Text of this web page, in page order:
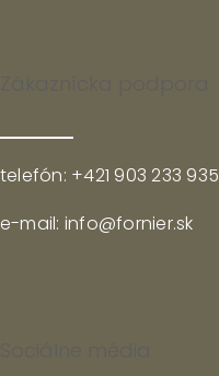
telefón: +421 903 233 935
e-mail: info@fornier.sk